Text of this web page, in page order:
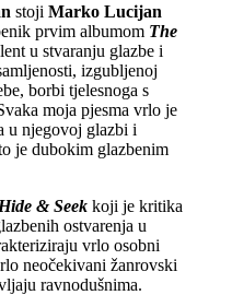
stoji Marko Lucijan
prvim albumom The
u stvaranju glazbe i
izgubljenoj
borbi tjelesnoga s
moja pjesma vrlo je
u njegovoj glazbi i
je dubokim glazbenim
Hide & Seek koji je kritika
ostvarenja u
vrlo osobni
neočekivani žanrovski
ravnodušnima.